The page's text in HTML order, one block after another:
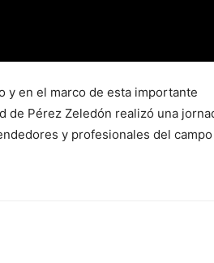
y en el marco de esta importante
de Pérez Zeledón realizó una
y profesionales del campo